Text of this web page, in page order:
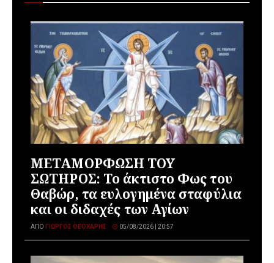
ΜΕΤΑΜΟΡΦΩΣΗ ΤΟΥ
ΣΩΤΗΡΟΣ: Το άκτιστο Φως του
Θαβώρ, τα ευλογημένα σταφύλια
και οι διδαχές των Αγίων
ΑΠΌ ΓΙΏΡΓΟΣ ΘΕΟΧΆΡΗΣ 05/08/2026 | 20:57